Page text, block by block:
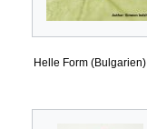
Helle Form (Bulgarien)